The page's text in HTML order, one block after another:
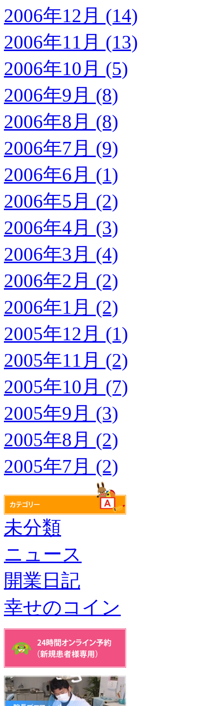
2006年12月 (14)
2006年11月 (13)
2006年10月 (5)
2006年9月 (8)
2006年8月 (8)
2006年7月 (9)
2006年6月 (1)
2006年5月 (2)
2006年4月 (3)
2006年3月 (4)
2006年2月 (2)
2006年1月 (2)
2005年12月 (1)
2005年11月 (2)
2005年10月 (7)
2005年9月 (3)
2005年8月 (2)
2005年7月 (2)
未分類
ニュース
開業日記
幸せのコイン